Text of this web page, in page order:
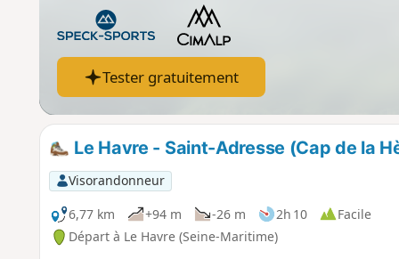
Tester gratuitement
Le Havre - Saint-Adresse (Cap de la
Visorandonneur
6,77 km
+94 m -26 m 2h 10
Facile
Départ à Le Havre (Seine-Maritime)